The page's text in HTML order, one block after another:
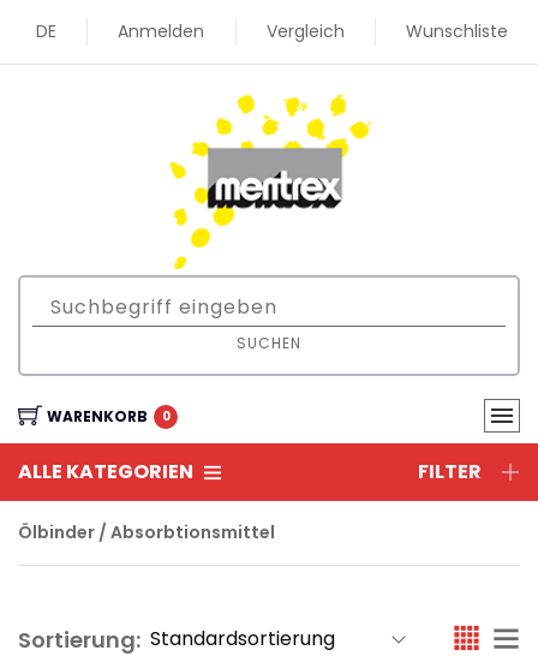
DE Anmelden Vergleich Wunschliste
SUCHEN
WARENKORB 0
ALLE KATEGORIEN FILTER
Ölbinder / Absorbtionsmittel
Sortierung: